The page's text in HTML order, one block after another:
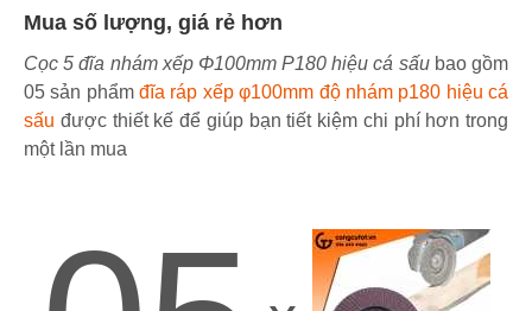
Mua số lượng, giá rẻ hơn
Cọc 5 đĩa nhám xếp Φ100mm P180 hiệu cá sấubao gồm
05 sản phẩmđĩa ráp xếp φ100mm độ nhám p180 hiệu cá
sấu được thiết kế để giúp bạn tiết kiệm chi phí hơn trong
một lần mua